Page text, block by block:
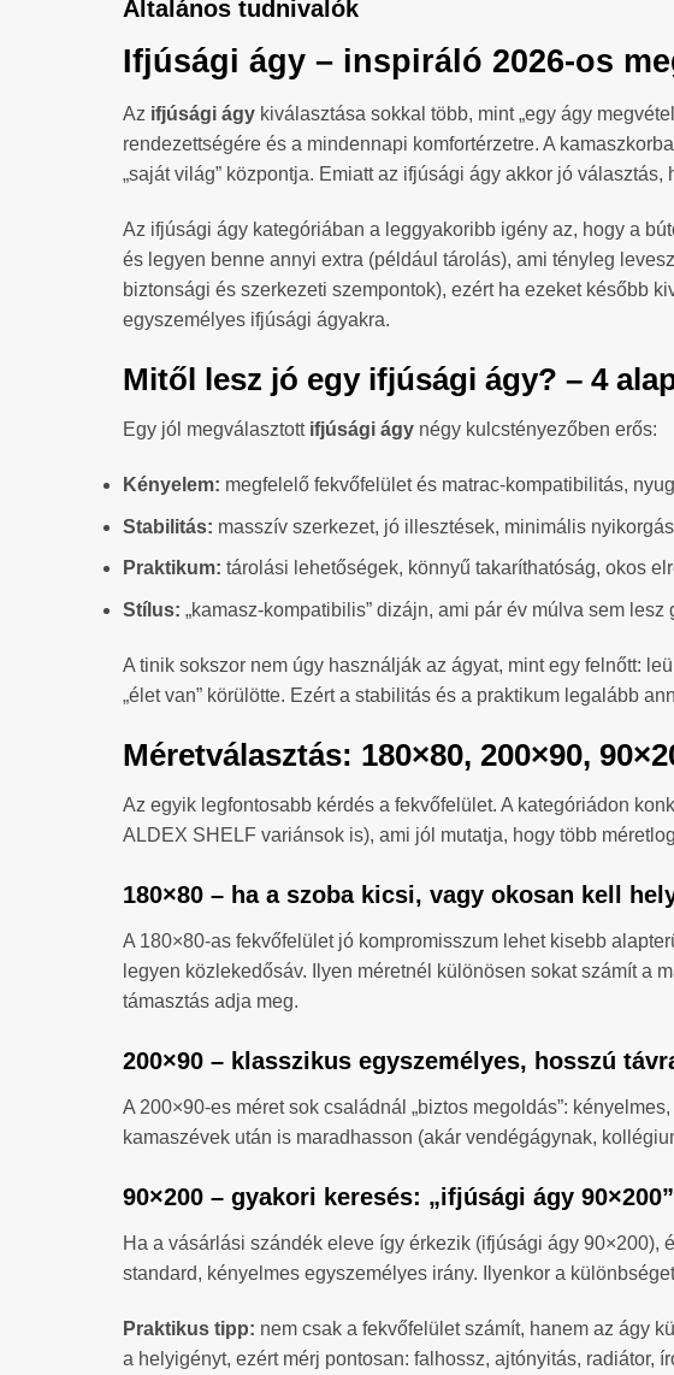
Általános tudnivalók
Ifjúsági ágy – inspiráló 2026-os
Az ifjúsági ágy kiválasztása sokkal több, mint „egy ágy
rendezettségére és a mindennapi komfortérzetre. A
„saját világ” központja. Emiatt az ifjúsági ágy akkor jó
Az ifjúsági ágy kategóriában a leggyakoribb igény az, hogy a
és legyen benne annyi extra (például tárolás), ami tényleg
biztonsági és szerkezeti szempontok), ezért ha ezeket később
egyszemélyes ifjúsági ágyakra.
Mitől lesz jó egy ifjúsági ágy? – 4
Egy jól megválasztott ifjúsági ágy négy kulcstényezőben erős:
Kényelem: megfelelő fekvőfelület és matrac-kompatibilitás,
Stabilitás: masszív szerkezet, jó illesztések, minimális
Praktikum: tárolási lehetőségek, könnyű takaríthatóság, okos
Stílus: „kamasz-kompatibilis” dizájn, ami pár év múlva sem lesz
A tinik sokszor nem úgy használják az ágyat, mint egy felnőtt:
„élet van” körülötte. Ezért a stabilitás és a praktikum legalább
Méretválasztás: 180×80, 200×90,
Az egyik legfontosabb kérdés a fekvőfelület. A kategóriádon
ALDEX SHELF variánsok is), ami jól mutatja, hogy több
180×80 – ha a szoba kicsi, vagy okosan kell
A 180×80-as fekvőfelület jó kompromisszum lehet kisebb
legyen közlekedősáv. Ilyen méretnél különösen sokat számít a
támasztás adja meg.
200×90 – klasszikus egyszemélyes, hosszú
A 200×90-es méret sok családnál „biztos megoldás”:
kamaszévek után is maradhasson (akár vendégágynak,
90×200 – gyakori keresés: „ifjúsági ágy 90×200”
Ha a vásárlási szándék eleve így érkezik (ifjúsági ágy
standard, kényelmes egyszemélyes irány. Ilyenkor a
Praktikus tipp: nem csak a fekvőfelület számít, hanem az ágy
a helyigényt, ezért mérj pontosan: falhossz, ajtónyitás, radiátor,